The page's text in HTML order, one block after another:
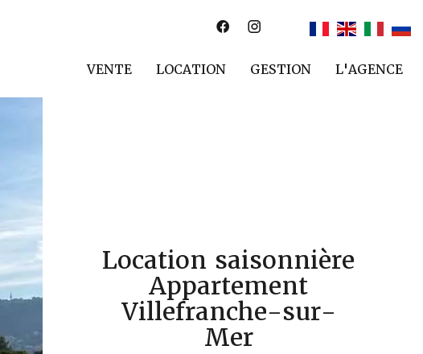
VENTE LOCATION GESTION L'AGENCE
Location saisonnière
Appartement
Villefranche-sur-
Mer